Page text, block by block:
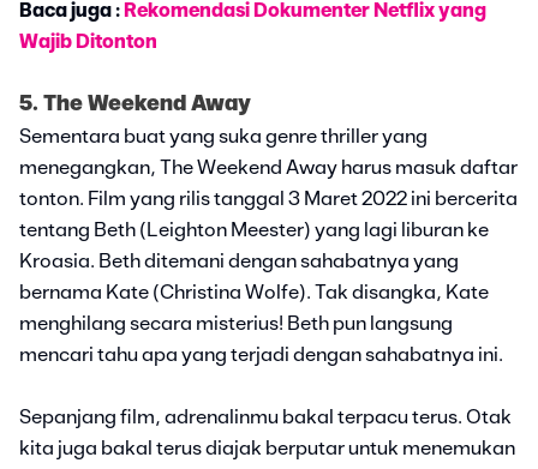
Baca juga : Rekomendasi Dokumenter Netflix yang
Wajib Ditonton
5. The Weekend Away
Sementara buat yang suka genre thriller yang
menegangkan, The Weekend Away harus masuk daftar
tonton. Film yang rilis tanggal 3 Maret 2022 ini bercerita
tentang Beth (Leighton Meester) yang lagi liburan ke
Kroasia. Beth ditemani dengan sahabatnya yang
bernama Kate (Christina Wolfe). Tak disangka, Kate
menghilang secara misterius! Beth pun langsung
mencari tahu apa yang terjadi dengan sahabatnya ini.
Sepanjang film, adrenalinmu bakal terpacu terus. Otak
kita juga bakal terus diajak berputar untuk menemukan